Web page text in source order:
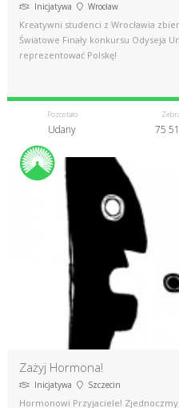
Inicjatywa Wrocław
Kreatywni studenci z Wrocławia
Światowe Finały konkursu Odyseja
reprezentować Polskę!
Pozostało
Udany 75
Zażyj Hormona!
Inicjatywa Szczecin
Hormonowi Przyjaciele!